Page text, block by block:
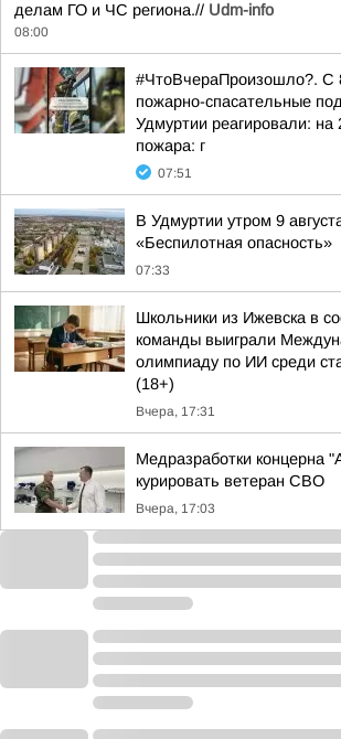
делам ГО и ЧС региона.// Udm-info
08:00
#ЧтоВчераПроизошло?. С
пожарно-спасательные
Удмуртии реагировали: на
пожара: г
07:51
В Удмуртии утром 9
«Беспилотная опасность»
07:33
Школьники из Ижевска в
команды выиграли
олимпиаду по ИИ среди
(18+)
Вчера, 17:31
Медразработки концерна
курировать ветеран СВО
Вчера, 17:03